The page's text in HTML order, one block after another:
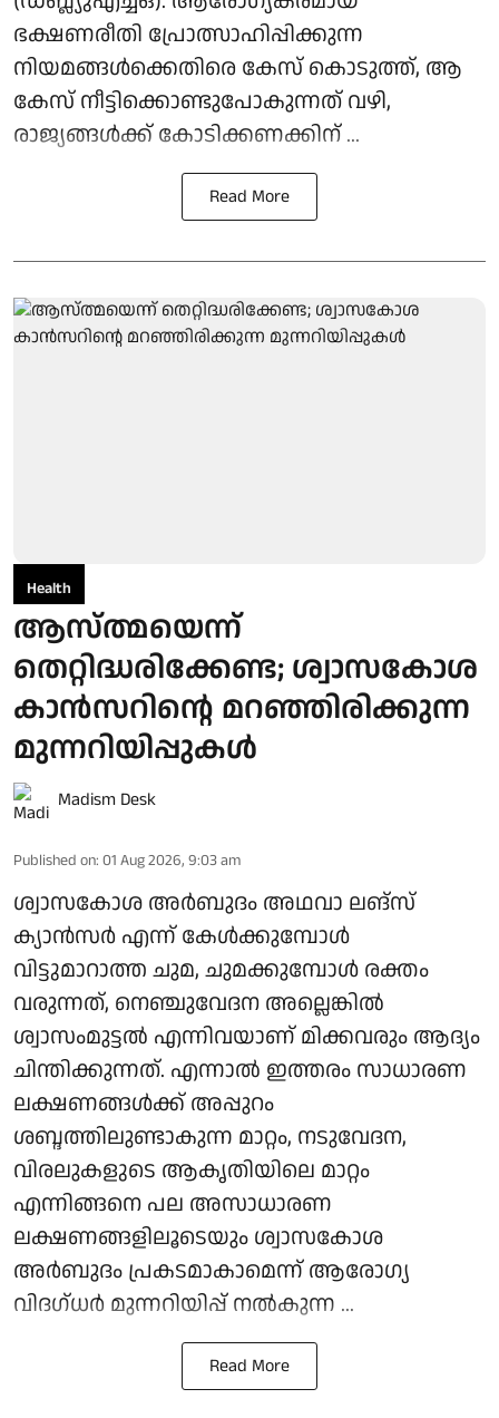
ഭക്ഷണരീതി പ്രോത്സാഹിപ്പിക്കുന്ന
നിയമങ്ങള്‍ക്കെതിരെ കേസ് കൊടുത്ത്, ആ
കേസ് നീട്ടിക്കൊണ്ടുപോകുന്നത് വഴി,
രാജ്യങ്ങള്‍ക്ക് കോടിക്കണക്കിന് ...
Read More
Health
ആസ്ത്മയെന്ന്
തെറ്റിദ്ധരിക്കേണ്ട; ശ്വാസകോശ
കാൻസറിന്റെ മറഞ്ഞിരിക്കുന്ന
മുന്നറിയിപ്പുകൾ
Madism Desk
Published on: 01 Aug 2026, 9:03 am
ശ്വാസകോശ അർബുദം അഥവാ ലങ്സ്
ക്യാൻസർ എന്ന് കേൾക്കുമ്പോൾ
വിട്ടുമാറാത്ത ചുമ, ചുമക്കുമ്പോൾ രക്തം
വരുന്നത്, നെഞ്ചുവേദന അല്ലെങ്കിൽ
ശ്വാസംമുട്ടൽ എന്നിവയാണ് മിക്കവരും ആദ്യം
ചിന്തിക്കുന്നത്. എന്നാൽ ഇത്തരം സാധാരണ
ലക്ഷണങ്ങൾക്ക് അപ്പുറം
ശബ്ദത്തിലുണ്ടാകുന്ന മാറ്റം, നടുവേദന,
വിരലുകളുടെ ആകൃതിയിലെ മാറ്റം
എന്നിങ്ങനെ പല അസാധാരണ
ലക്ഷണങ്ങളിലൂടെയും ശ്വാസകോശ
അർബുദം പ്രകടമാകാമെന്ന് ആരോഗ്യ
വിദഗ്ധർ മുന്നറിയിപ്പ് നൽകുന്ന ...
Read More